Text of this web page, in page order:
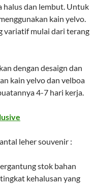
halus dan lembut. Untuk
kain yelvo.
variatif mulai dari terang
dengan desaign dan
kain yelvo dan velboa
4-7 hari kerja.
leher souvenir :
stok bahan
kehalusan yang